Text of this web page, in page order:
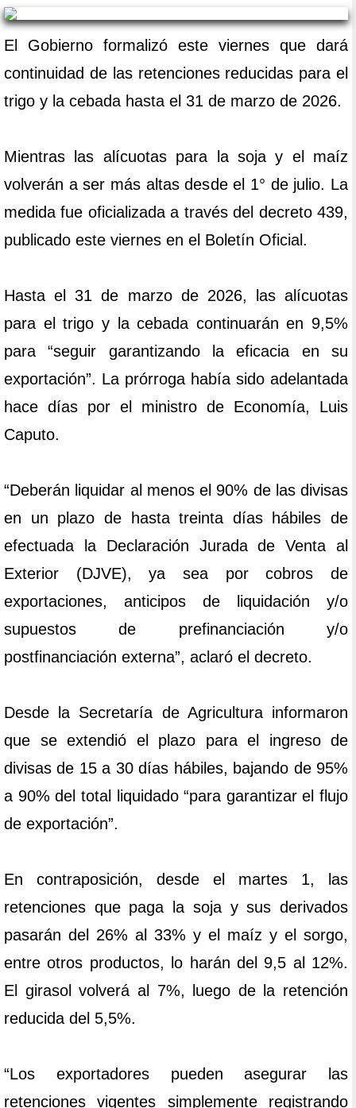
El Gobierno formalizó este viernes que dará
continuidad de las retenciones reducidas para el
trigo y la cebada hasta el 31 de marzo de 2026.
Mientras las alícuotas para la soja y el maíz
volverán a ser más altas desde el 1° de julio. La
medida fue oficializada a través del decreto 439,
publicado este viernes en el Boletín Oficial.
Hasta el 31 de marzo de 2026, las alícuotas
para el trigo y la cebada continuarán en 9,5%
para “seguir garantizando la eficacia en su
exportación”. La prórroga había sido adelantada
hace días por el ministro de Economía, Luis
Caputo.
“Deberán liquidar al menos el 90% de las divisas
en un plazo de hasta treinta días hábiles de
efectuada la Declaración Jurada de Venta al
Exterior (DJVE), ya sea por cobros de
exportaciones, anticipos de liquidación y/o
supuestos de prefinanciación y/o
postfinanciación externa”, aclaró el decreto.
Desde la Secretaría de Agricultura informaron
que se extendió el plazo para el ingreso de
divisas de 15 a 30 días hábiles, bajando de 95%
a 90% del total liquidado “para garantizar el flujo
de exportación”.
En contraposición, desde el martes 1, las
retenciones que paga la soja y sus derivados
pasarán del 26% al 33% y el maíz y el sorgo,
entre otros productos, lo harán del 9,5 al 12%.
El girasol volverá al 7%, luego de la retención
reducida del 5,5%.
“Los exportadores pueden asegurar las
retenciones vigentes simplemente registrando